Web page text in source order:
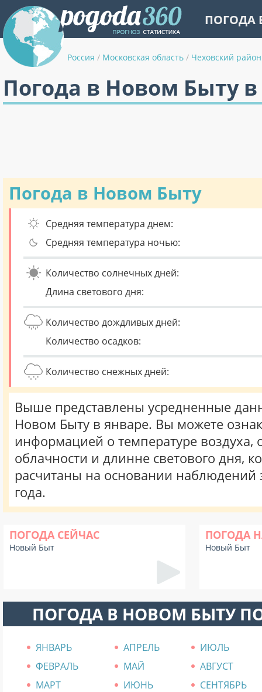
ПОГОДА
Россия / Московская область / Чеховский район
Погода в Новом Быту
Погода в Новом Быту
Средняя температура днем:
Средняя температура ночью:
Количество солнечных дней:
Длина светового дня:
Количество дождливых дней:
Количество осадков:
Количество снежных дней:
Выше представлены усредненные
Новом Быту в январе. Вы можете
информацией о температуре воздуха,
облачности и длинне светового дня,
расчитаны на основании наблюдений
года.
ПОГОДА СЕЙЧАС
Новый Быт
ПОГОДА
Новый Быт
ПОГОДА В НОВОМ БЫТУ
ЯНВАРЬ АПРЕЛЬ
ИЮЛЬ
ФЕВРАЛЬ
МАЙ
АВГУСТ
МАРТ
ИЮНЬ СЕНТЯБРЬ